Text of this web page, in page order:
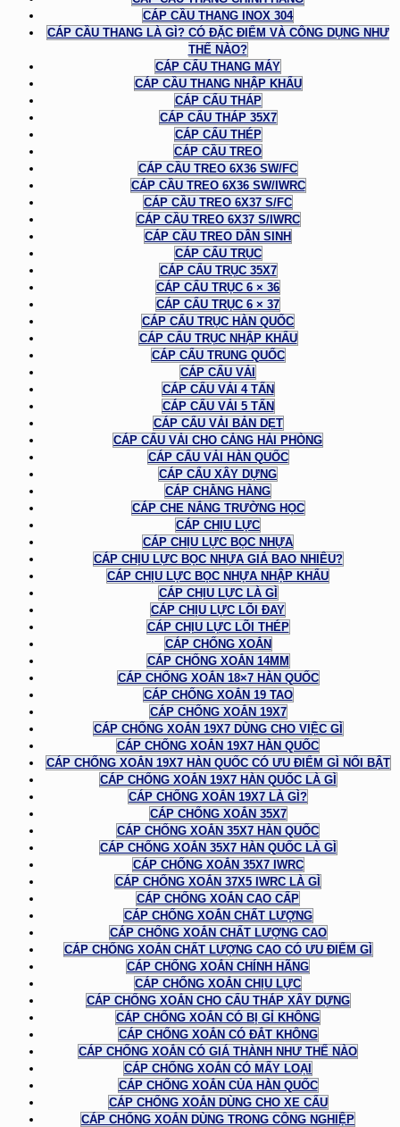
CÁP CẦU THANG INOX 304
CÁP CẦU THANG LÀ GÌ? CÓ ĐẶC ĐIỂM VÀ CÔNG DỤNG NHƯ
THẾ NÀO?
CÁP CẨU THANG MÁY
CÁP CẦU THANG NHẬP KHẨU
CÁP CẨU THÁP
CÁP CẨU THÁP 35X7
CÁP CẨU THÉP
CÁP CẦU TREO
CÁP CẦU TREO 6X36 SW/FC
CÁP CẦU TREO 6X36 SW/IWRC
CÁP CẦU TREO 6X37 S/FC
CÁP CẦU TREO 6X37 S/IWRC
CÁP CẦU TREO DÂN SINH
CÁP CẨU TRỤC
CÁP CẨU TRỤC 35X7
CÁP CẨU TRỤC 6 × 36
CÁP CẨU TRỤC 6 × 37
CÁP CẨU TRỤC HÀN QUỐC
CÁP CẨU TRỤC NHẬP KHẨU
CÁP CẨU TRUNG QUỐC
CÁP CẨU VẢI
CÁP CẨU VẢI 4 TẤN
CÁP CẨU VẢI 5 TẤN
CÁP CẨU VẢI BẢN DẸT
CÁP CẨU VẢI CHO CẢNG HẢI PHÒNG
CÁP CẨU VẢI HÀN QUỐC
CÁP CẨU XÂY DỰNG
CÁP CHẰNG HÀNG
CÁP CHE NẮNG TRƯỜNG HỌC
CÁP CHỊU LỰC
CÁP CHỊU LỰC BỌC NHỰA
CÁP CHỊU LỰC BỌC NHỰA GIÁ BAO NHIÊU?
CÁP CHỊU LỰC BỌC NHỰA NHẬP KHẨU
CÁP CHỊU LỰC LÀ GÌ
CÁP CHỊU LỰC LÕI ĐAY
CÁP CHỊU LỰC LÕI THÉP
CÁP CHỐNG XOẮN
CÁP CHỐNG XOẮN 14MM
CÁP CHỐNG XOẮN 18×7 HÀN QUỐC
CÁP CHỐNG XOẮN 19 TAO
CÁP CHỐNG XOẮN 19X7
CÁP CHỐNG XOẮN 19X7 DÙNG CHO VIỆC GÌ
CÁP CHỐNG XOẮN 19X7 HÀN QUỐC
CÁP CHỐNG XOẮN 19X7 HÀN QUỐC CÓ ƯU ĐIỂM GÌ NỔI BẬT
CÁP CHỐNG XOẮN 19X7 HÀN QUỐC LÀ GÌ
CÁP CHỐNG XOẮN 19X7 LÀ GÌ?
CÁP CHỐNG XOẮN 35X7
CÁP CHỐNG XOẮN 35X7 HÀN QUỐC
CÁP CHỐNG XOẮN 35X7 HÀN QUỐC LÀ GÌ
CÁP CHỐNG XOẮN 35X7 IWRC
CÁP CHỐNG XOẮN 37X5 IWRC LÀ GÌ
CÁP CHỐNG XOẮN CAO CẤP
CÁP CHỐNG XOẮN CHẤT LƯỢNG
CÁP CHỐNG XOẮN CHẤT LƯỢNG CAO
CÁP CHỐNG XOẮN CHẤT LƯỢNG CAO CÓ ƯU ĐIỂM GÌ
CÁP CHỐNG XOẮN CHÍNH HÃNG
CÁP CHỐNG XOẮN CHỊU LỰC
CÁP CHỐNG XOẮN CHO CẨU THÁP XÂY DỰNG
CÁP CHỐNG XOẮN CÓ BỊ GỈ KHÔNG
CÁP CHỐNG XOẮN CÓ ĐẮT KHÔNG
CÁP CHỐNG XOẮN CÓ GIÁ THÀNH NHƯ THẾ NÀO
CÁP CHỐNG XOẮN CÓ MẤY LOẠI
CÁP CHỐNG XOẮN CỦA HÀN QUỐC
CÁP CHỐNG XOẮN DÙNG CHO XE CẨU
CÁP CHỐNG XOẮN DÙNG TRONG CÔNG NGHIỆP